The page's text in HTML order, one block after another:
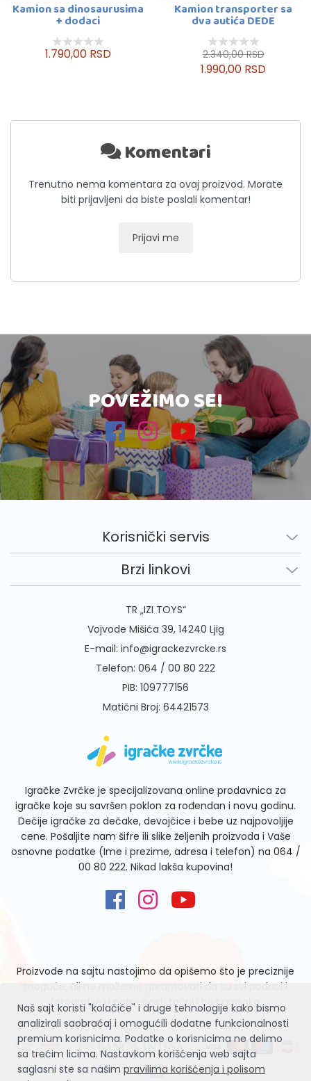
Naš sajt koristi "kolačiće" i druge tehnologije kako bismo
analizirali saobraćaj i omogućili dodatne funkcionalnosti
premium korisnicima. Podatke o korisnicima ne delimo
sa trećim licima. Nastavkom korišćenja web sajta
saglasni ste sa našim pravilima korišćenja i polisom
Kamion sa dinosaurusima
+ dodaci
1.790,00 RSD
Kamion transporter sa
dva autića DEDE
2.340,00 RSD
1.990,00 RSD
Komentari
Trenutno nema komentara za ovaj proizvod. Morate
biti prijavljeni da biste poslali komentar!
Prijavi me
POVEŽIMO SE!
Korisnički servis
Brzi linkovi
TR „IZI TOYS“
Vojvode Mišića 39, 14240 Ljig
E-mail: info@igrackezvrcke.rs
Telefon: 064 / 00 80 222
PIB: 109777156
Matični Broj: 64421573
Igračke Zvrčke je specijalizovana online prodavnica za
igračke koje su savršen poklon za rođendan i novu godinu.
Dečije igračke za dečake, devojčice i bebe uz najpovoljije
cene. Pošaljite nam šifre ili slike željenih proizvoda i Vaše
osnovne podatke (Ime i prezime, adresa i telefon) na 064 /
00 80 222. Nikad lakša kupovina!
Proizvode na sajtu nastojimo da opišemo što je preciznije
moguće, ali ne možemo garantovati da su svi podaci i
fotografije u potpunosti tačni i bez grešaka.